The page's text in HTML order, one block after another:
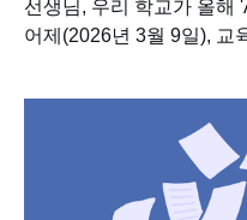
선생님, 우리 학교가 올해
어제(2026년 3월 9일), 교